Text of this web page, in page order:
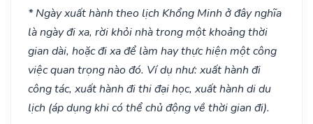
* Ngày xuất hành theo lịch Khổng Minh ở đây nghĩa
là ngày đi xa, rời khỏi nhà trong một khoảng thời
gian dài, hoặc đi xa để làm hay thực hiện một công
việc quan trọng nào đó. Ví dụ như: xuất hành đi
công tác, xuất hành đi thi đại học, xuất hành di du
lịch (áp dụng khi có thể chủ động về thời gian đi).